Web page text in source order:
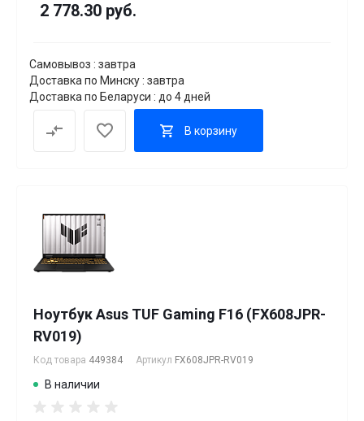
2 778.30 руб.
Самовывоз : завтра
Доставка по Минску : завтра
Доставка по Беларуси : до 4 дней
В корзину
Ноутбук Asus TUF Gaming F16 (FX608JPR-
RV019)
Код товара 449384 Артикул FX608JPR-RV019
В наличии